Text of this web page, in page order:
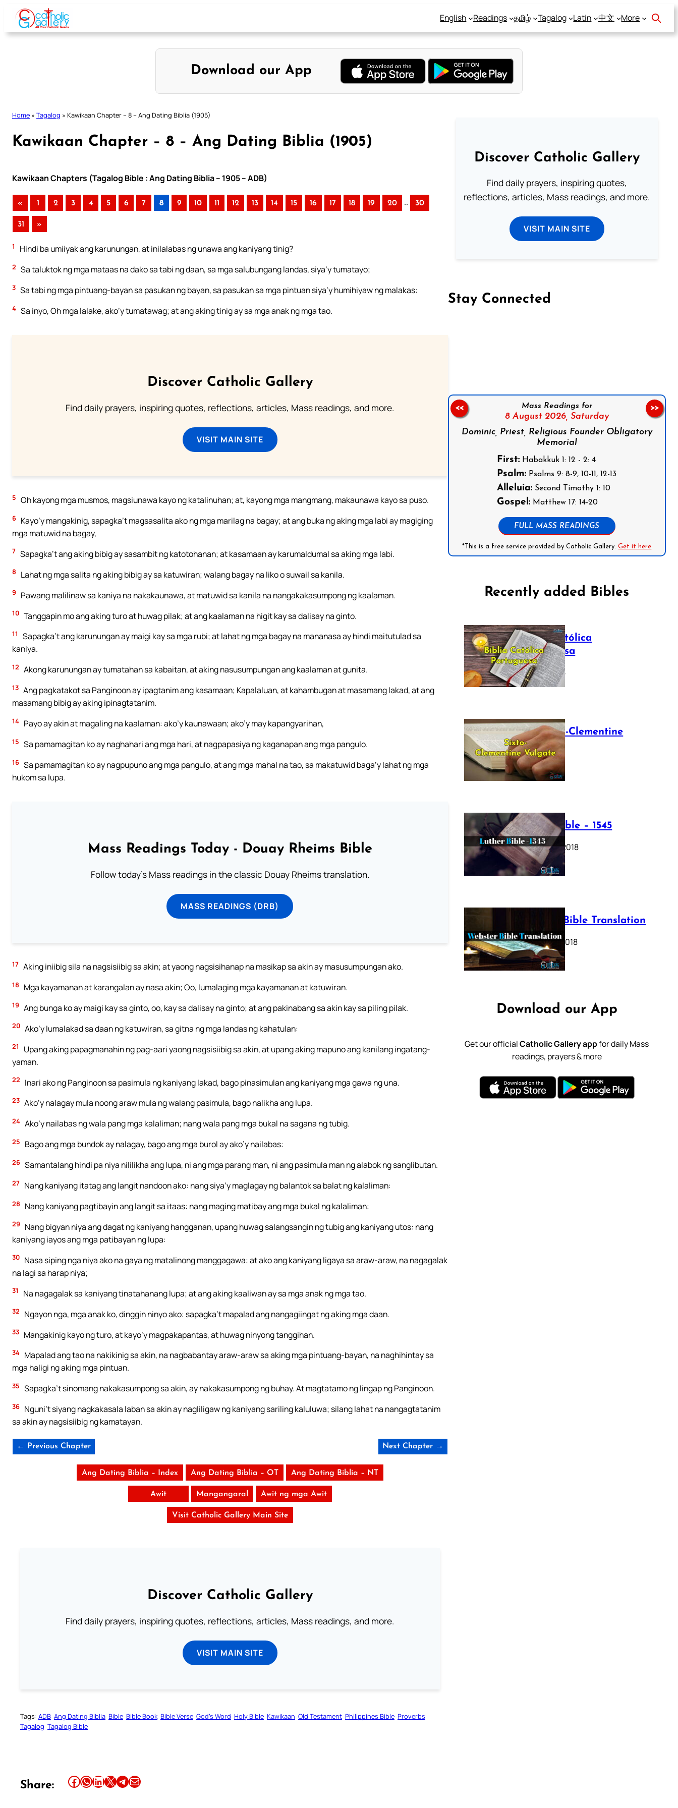
Skip
content
English Readings தமிழ் Tagalog Latin 中文 More
Download our App
Home » Tagalog » Kawikaan Chapter – 8 – Ang Dating Biblia (1905)
Kawikaan Chapter – 8 – Ang Dating Biblia (1905)
Kawikaan Chapters (Tagalog Bible : Ang Dating Biblia – 1905 – ADB)
« 1 2 3 4 5 6 7 8 9 10 11 12 13 14 15 16 17 18 19 20 .. 30
31 »
1 Hindi ba umiiyak ang karunungan, at inilalabas ng unawa ang kaniyang tinig?
2 Sa taluktok ng mga mataas na dako sa tabi ng daan, sa mga salubungang landas, siya’y tumatayo;
3 Sa tabi ng mga pintuang-bayan sa pasukan ng bayan, sa pasukan sa mga pintuan siya’y humihiyaw ng malakas:
4 Sa inyo, Oh mga lalake, ako’y tumatawag; at ang aking tinig ay sa mga anak ng mga tao.
Discover Catholic Gallery
Find daily prayers, inspiring quotes, reflections, articles, Mass readings, and more.
VISIT MAIN SITE
5 Oh kayong mga musmos, magsiunawa kayo ng katalinuhan; at, kayong mga mangmang, makaunawa kayo sa puso.
6 Kayo’y mangakinig, sapagka’t magsasalita ako ng mga marilag na bagay; at ang buka ng aking mga labi ay magiging
mga matuwid na bagay,
7 Sapagka’t ang aking bibig ay sasambit ng katotohanan; at kasamaan ay karumaldumal sa aking mga labi.
8 Lahat ng mga salita ng aking bibig ay sa katuwiran; walang bagay na liko o suwail sa kanila.
9 Pawang malilinaw sa kaniya na nakakaunawa, at matuwid sa kanila na nangakakasumpong ng kaalaman.
10 Tanggapin mo ang aking turo at huwag pilak; at ang kaalaman na higit kay sa dalisay na ginto.
11
Sapagka’t ang karunungan ay maigi kay sa mga rubi; at lahat ng mga bagay na mananasa ay hindi maitutulad sa
kaniya.
12 Akong karunungan ay tumatahan sa kabaitan, at aking nasusumpungan ang kaalaman at gunita.
13 Ang pagkatakot sa Panginoon ay ipagtanim ang kasamaan; Kapalaluan, at kahambugan at masamang lakad, at ang
masamang bibig ay aking ipinagtatanim.
14 Payo ay akin at magaling na kaalaman: ako’y kaunawaan; ako’y may kapangyarihan,
15 Sa pamamagitan ko ay naghahari ang mga hari, at nagpapasiya ng kaganapan ang mga pangulo.
16 Sa pamamagitan ko ay nagpupuno ang mga pangulo, at ang mga mahal na tao, sa makatuwid baga’y lahat ng mga
hukom sa lupa.
Mass Readings Today - Douay Rheims Bible
Follow today's Mass readings in the classic Douay Rheims translation.
MASS READINGS (DRB)
17 Aking iniibig sila na nagsisiibig sa akin; at yaong nagsisihanap na masikap sa akin ay masusumpungan ako.
18 Mga kayamanan at karangalan ay nasa akin; Oo, lumalaging mga kayamanan at katuwiran.
19 Ang bunga ko ay maigi kay sa ginto, oo, kay sa dalisay na ginto; at ang pakinabang sa akin kay sa piling pilak.
20 Ako’y lumalakad sa daan ng katuwiran, sa gitna ng mga landas ng kahatulan:
21
Upang aking papagmanahin ng pag-aari yaong nagsisiibig sa akin, at upang aking mapuno ang kanilang ingatang-
yaman.
22 Inari ako ng Panginoon sa pasimula ng kaniyang lakad, bago pinasimulan ang kaniyang mga gawa ng una.
23 Ako’y nalagay mula noong araw mula ng walang pasimula, bago nalikha ang lupa.
24 Ako’y nailabas ng wala pang mga kalaliman; nang wala pang mga bukal na sagana ng tubig.
25 Bago ang mga bundok ay nalagay, bago ang mga burol ay ako’y nailabas:
26 Samantalang hindi pa niya nililikha ang lupa, ni ang mga parang man, ni ang pasimula man ng alabok ng sanglibutan.
27 Nang kaniyang itatag ang langit nandoon ako: nang siya’y maglagay ng balantok sa balat ng kalaliman:
28 Nang kaniyang pagtibayin ang langit sa itaas: nang maging matibay ang mga bukal ng kalaliman:
29
Nang bigyan niya ang dagat ng kaniyang hangganan, upang huwag salangsangin ng tubig ang kaniyang utos: nang
kaniyang iayos ang mga patibayan ng lupa:
30 Nasa siping nga niya ako na gaya ng matalinong manggagawa: at ako ang kaniyang ligaya sa araw-araw, na nagagalak
na lagi sa harap niya;
31 Na nagagalak sa kaniyang tinatahanang lupa; at ang aking kaaliwan ay sa mga anak ng mga tao.
32 Ngayon nga, mga anak ko, dinggin ninyo ako: sapagka’t mapalad ang nangagiingat ng aking mga daan.
33 Mangakinig kayo ng turo, at kayo’y magpakapantas, at huwag ninyong tanggihan.
34 Mapalad ang tao na nakikinig sa akin, na nagbabantay araw-araw sa aking mga pintuang-bayan, na naghihintay sa
mga haligi ng aking mga pintuan.
35 Sapagka’t sinomang nakakasumpong sa akin, ay nakakasumpong ng buhay. At magtatamo ng lingap ng Panginoon.
36 Nguni’t siyang nagkakasala laban sa akin ay nagliligaw ng kaniyang sariling kaluluwa; silang lahat na nangagtatanim
sa akin ay nagsisiibig ng kamatayan.
← Previous Chapter Next Chapter →
Ang Dating Biblia – Index Ang Dating Biblia – OT Ang Dating Biblia – NT
Awit Mangangaral Awit ng mga Awit
Visit Catholic Gallery Main Site
Discover Catholic Gallery
Find daily prayers, inspiring quotes, reflections, articles, Mass readings, and more.
VISIT MAIN SITE
Tags: ADB Ang Dating Biblia Bible Bible Book Bible Verse God’s Word Holy Bible Kawikaan Old Testament Philippines Bible Proverbs
Tagalog Tagalog Bible
Share: Share this article on Facebook Share this article on WhatsApp Share this article on LinkedIn Share this article on X Share this article on TelegramEmail this Article
Discover Catholic Gallery
Find daily prayers, inspiring quotes,
reflections, articles, Mass readings, and more.
VISIT MAIN SITE
Stay Connected
Mass Readings for
8 August 2026, Saturday
Dominic, Priest, Religious Founder Obligatory
Memorial
First: Habakkuk 1: 12 - 2: 4
Psalm: Psalms 9: 8-9, 10-11, 12-13
Alleluia: Second Timothy 1: 10
Gospel: Matthew 17: 14-20
FULL MASS READINGS
*This is a free service provided by Catholic Gallery.Get it here
<< >>
Recently added Bibles
Bíblia Católica
Portuguesa
July 16, 2025
The Sixto-Clementine
Vulgate
July 12, 2025
Luther Bible – 1545
October 17, 2018
Webster Bible Translation
October 11, 2018
Download our App
Get our officialCatholic Gallery appfor daily Mass
readings, prayers & more